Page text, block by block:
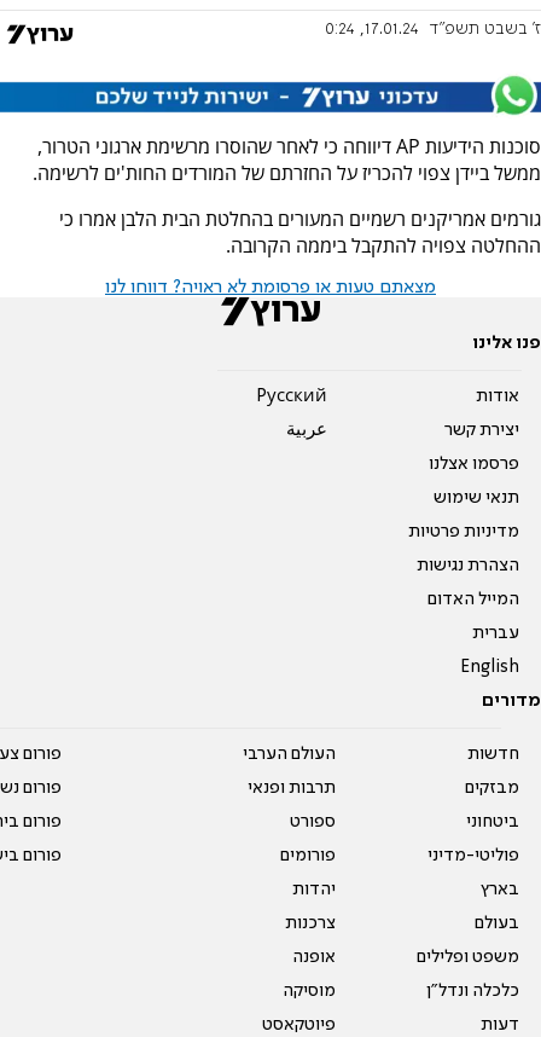
ז' בשבט תשפ"ד 17.01.24, 0:24
סוכנות הידיעות AP דיווחה כי לאחר שהוסרו מרשימת ארגוני הטרור,
ממשל ביידן צפוי להכריז על החזרתם של המורדים החות'ים לרשימה.
גורמים אמריקנים רשמיים המעורים בהחלטת הבית הלבן אמרו כי
ההחלטה צפויה להתקבל ביממה הקרובה.
מצאתם טעות או פרסומת לא ראויה? דווחו לנו
פנו אלינו
אודות
יצירת קשר
פרסמו אצלנו
תנאי שימוש
מדיניות פרטיות
הצהרת נגישות
המייל האדום
עברית
English
Pусский
عربية
מדורים
חדשות
מבזקים
ביטחוני
פוליטי-מדיני
בארץ
בעולם
משפט ופלילים
כלכלה ונדל"ן
דעות
העולם הערבי
תרבות ופנאי
ספורט
פורומים
יהדות
צרכנות
אופנה
מוסיקה
פיוטקאסט
פורום
פורום
פורום
פורום